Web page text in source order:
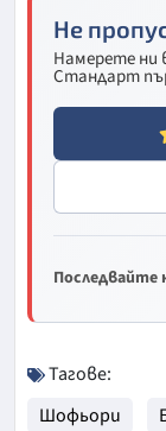
Не
Намерете ни
Стандарт
Последвайте
Тагове:
Шофьори